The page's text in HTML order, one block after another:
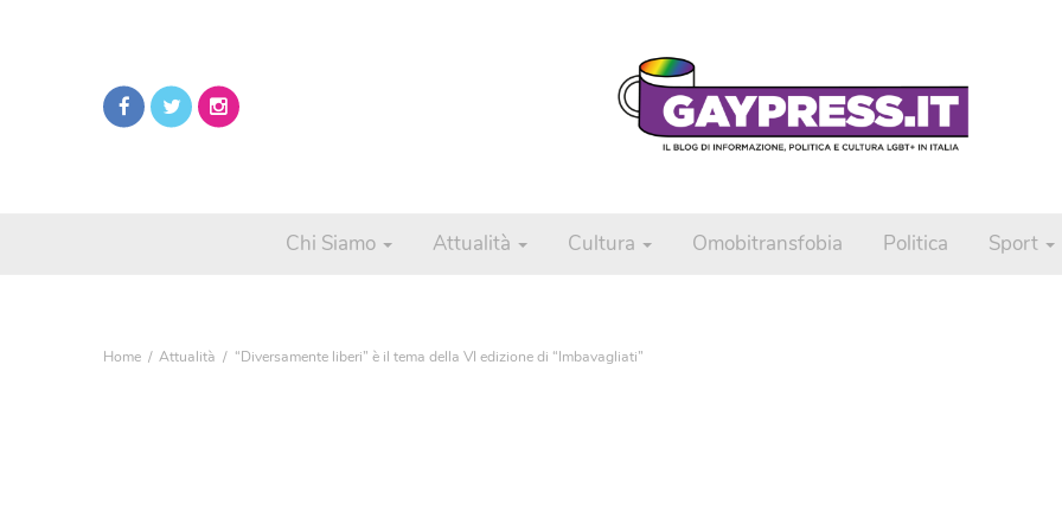
Chi Siamo Attualità Cultura Omobitransfobia Politica Sport
Home Attualità “Diversamente liberi” è il tema della VI edizione di “Imbavagliati”